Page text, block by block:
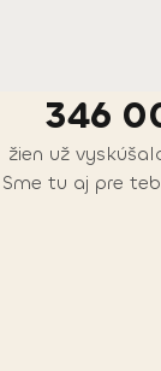
346
žien už
Sme tu aj pre